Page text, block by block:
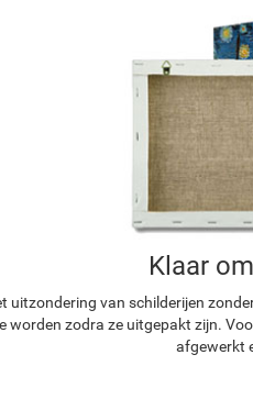
Klaar
uitzondering van schilderijen
worden zodra ze uitgepakt zijn.
afgewerkt